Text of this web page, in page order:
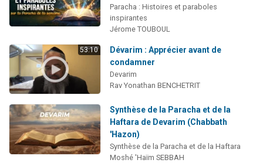
Paracha : Histoires et paraboles
inspirantes
Jérome TOUBOUL
53:10
Dévarim : Apprécier avant de
condamner
Devarim
Rav Yonathan BENCHETRIT
Synthèse de la Paracha et de la
Haftara de Devarim (Chabbath
'Hazon)
Synthèse de la Paracha et de la Haftara
Moshé 'Haïm SEBBAH